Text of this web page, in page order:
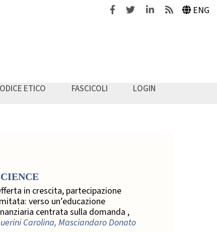
FacebookTwitterLinkedinFeeds ENG
ETICO FASCICOLI
LOGIN
in crescita, partecipazione
verso un’educazione
finanziaria centrata sulla domanda ,
Carolina, Masciandaro Donato